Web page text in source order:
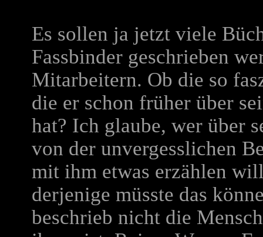
Es sollen ja jetzt viele
Fassbinder geschrieben
Mitarbeitern. Ob die so
die er schon früher über
hat? Ich glaube, wer über
von der unvergesslichen
mit ihm etwas erzählen
derjenige müsste das
beschrieb nicht die